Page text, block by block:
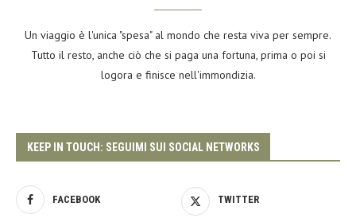
Un viaggio è l'unica "spesa" al mondo che resta viva per sempre.
Tutto il resto, anche ciò che si paga una fortuna, prima o poi si
logora e finisce nell'immondizia.
KEEP IN TOUCH: SEGUIMI SUI SOCIAL NETWORKS
FACEBOOK TWITTER